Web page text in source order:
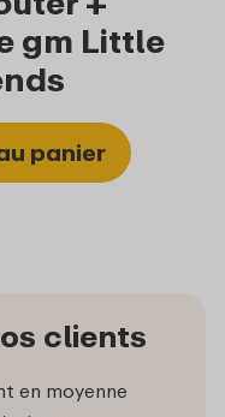
gm Little
panier
clients
en moyenne